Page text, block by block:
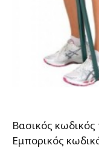
Βασικός κωδικός
Εμπορικός